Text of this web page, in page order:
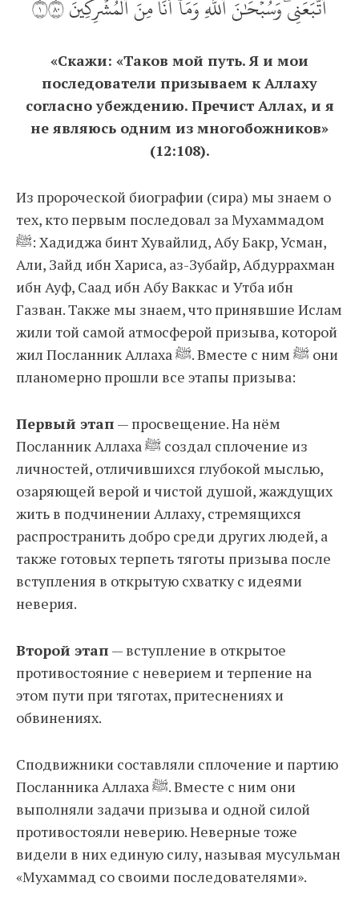
ٱتَّبَعَنِيۖ وَسُبۡحَٰنَ ٱللَّهِ وَمَآ أَنَا۠ مِنَ ٱلۡمُشۡرِكِينَ ١٠٨
«Скажи: «Таков мой путь. Я и мои
последователи призываем к Аллаху
согласно убеждению. Пречист Аллах, и я
не являюсь одним из многобожников»
(12:108).
Из пророческой биографии (сира) мы знаем о
тех, кто первым последовал за Мухаммадом
ﷺ: Хадиджа бинт Хувайлид, Абу Бакр, Усман,
Али, Зайд ибн Хариса, аз-Зубайр, Абдуррахман
ибн Ауф, Саад ибн Абу Ваккас и Утба ибн
Газван. Также мы знаем, что принявшие Ислам
жили той самой атмосферой призыва, которой
жил Посланник Аллаха ﷺ. Вместе с ним ﷺ они
планомерно прошли все этапы призыва:
Первый этап — просвещение. На нём
Посланник Аллаха ﷺ создал сплочение из
личностей, отличившихся глубокой мыслью,
озаряющей верой и чистой душой, жаждущих
жить в подчинении Аллаху, стремящихся
распространить добро среди других людей, а
также готовых терпеть тяготы призыва после
вступления в открытую схватку с идеями
неверия.
Второй этап — вступление в открытое
противостояние с неверием и терпение на
этом пути при тяготах, притеснениях и
обвинениях.
Сподвижники составляли сплочение и партию
Посланника Аллаха ﷺ. Вместе с ним они
выполняли задачи призыва и одной силой
противостояли неверию. Неверные тоже
видели в них единую силу, называя мусульман
«Мухаммад со своими последователями».